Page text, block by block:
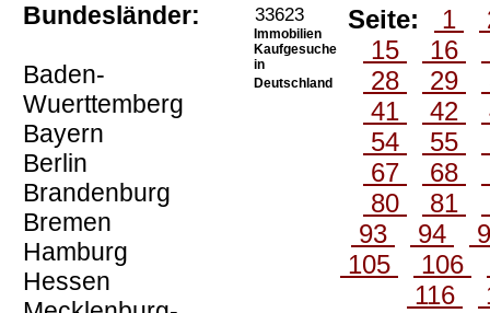
Bundesländer:
Baden-
Wuerttemberg
Bayern
Berlin
Brandenburg
Bremen
Hamburg
Hessen
33623
Immobilien
Kaufgesuche
in
Deutschland
Seite: 1
15
16
28
29
41
42
54
55
67
68
80
81
93
94
105
106
116